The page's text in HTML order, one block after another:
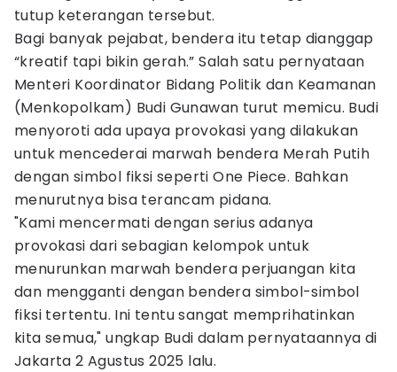
tutup keterangan tersebut.
Bagi banyak pejabat, bendera itu tetap dianggap
“kreatif tapi bikin gerah.” Salah satu pernyataan
Menteri Koordinator Bidang Politik dan Keamanan
(Menkopolkam) Budi Gunawan turut memicu. Budi
menyoroti ada upaya provokasi yang dilakukan
untuk mencederai marwah bendera Merah Putih
dengan simbol fiksi seperti One Piece. Bahkan
menurutnya bisa terancam pidana.
"Kami mencermati dengan serius adanya
provokasi dari sebagian kelompok untuk
menurunkan marwah bendera perjuangan kita
dan mengganti dengan bendera simbol-simbol
fiksi tertentu. Ini tentu sangat memprihatinkan
kita semua," ungkap Budi dalam pernyataannya di
Jakarta 2 Agustus 2025 lalu.